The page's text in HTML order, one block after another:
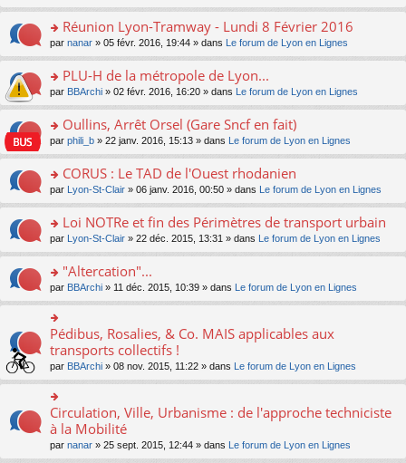
s
ré
e
pl
u
s
ré
e
n
o
lu
le
pl
u
s
c
e
nt
e
s
a
e
n
o
lu
le
pl
u
s
e
nt
er
le
m
e
s
a
g
e
n
lu
le
pl
u
ré
c
e
nt
o
n
ult
er
le
m
e
a
g
e
n
n
le
pl
u
s
ré
c
e
nt
Réunion Lyon-Tramway - Lundi 8 Février 2016
par nanar » 05 févr. 2016, 19:44 » dans Le forum de Lyon en Lignes
o
n
ult
er
le
m
e
a
g
e
n
n
le
pl
u
s
c
nt
PLU-H de la métropole de Lyon...
par BBArchi » 02 févr. 2016, 16:20 » dans Le forum de Lyon en Lignes
o
n
ult
er
le
m
e
a
g
e
n
o
n
lu
le
pl
u
s
ré
e
Oullins, Arrêt Orsel (Gare Sncf en fait)
par phili_b » 22 janv. 2016, 15:13 » dans Le forum de Lyon en Lignes
o
n
ult
er
le
m
e
s
g
e
n
o
n
lu
le
pl
u
CORUS : Le TAD de l'Ouest rhodanien
par Lyon-St-Clair » 06 janv. 2016, 00:50 » dans Le forum de Lyon en Lignes
o
n
ult
er
le
m
e
s
a
e
n
o
n
Loi NOTRe et fin des Périmètres de transport urbain
par Lyon-St-Clair » 22 déc. 2015, 13:31 » dans Le forum de Lyon en Lignes
o
n
s
ult
er
le
m
e
s
s
a
g
e
"Altercation"...
par BBArchi » 11 déc. 2015, 10:39 » dans Le forum de Lyon en Lignes
o
n
ult
er
le
m
e
s
Pédibus, Rosalies, & Co. MAIS applicables aux
transports collectifs !
par BBArchi » 08 nov. 2015, 11:22 » dans Le forum de Lyon en Lignes
o
n
ult
Circulation, Ville, Urbanisme : de l'approche techniciste
à la Mobilité
par nanar » 25 sept. 2015, 12:44 » dans Le forum de Lyon en Lignes